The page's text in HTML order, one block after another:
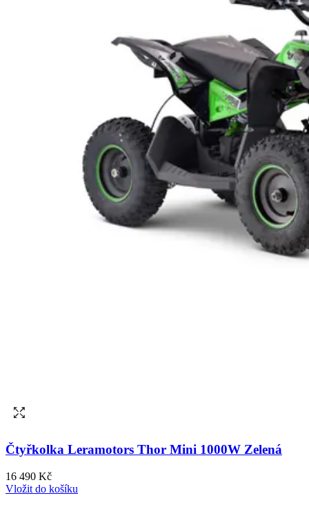
Čtyřkolka Leramotors Thor Mini 1000W Zelená
16 490 Kč
Vložit do košíku